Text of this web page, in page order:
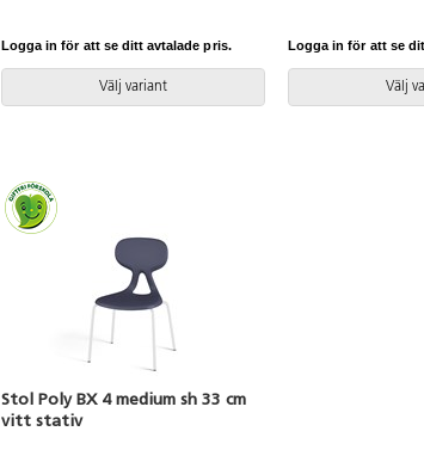
att rengöra. Skal i polyuretan.
Svartlackerat stativ RAL 9005. Mått:
Sitthöjd 45 cm. Sitsbredd 44 cm.
Sitsdjup 40 cm.
Logga in för att se ditt avtalade pris.
Välj variant
man vänder den.
Skal i polyuretan.
RAL 9006. Mått:
Sitsbredd 33 cm.
Logga in för att se
Välj
Stol Poly BX 4 medium sh 33 cm
vitt stativ